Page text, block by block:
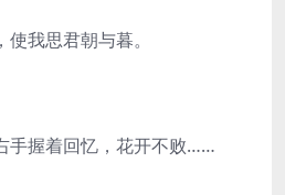
我思君朝与暮。
手握着回忆，花开不败……